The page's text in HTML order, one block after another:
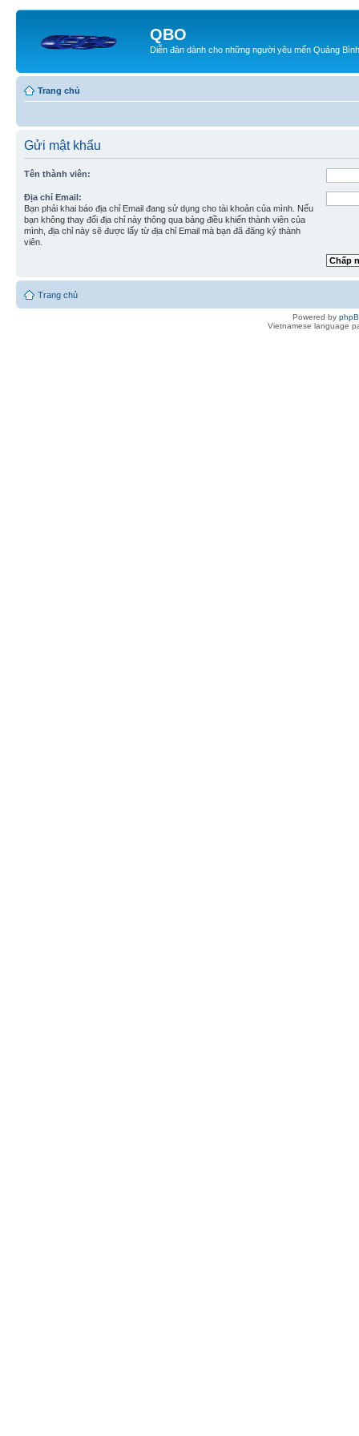
QBO
Diễn đàn dành cho những người yêu mến Quảng Bình
Trang chủ
Gửi mật khẩu
Tên thành viên:
Địa chỉ Email:
Bạn phải khai báo địa chỉ Email đang sử dụng cho tài khoản của mình. Nếu
bạn không thay đổi địa chỉ này thông qua bảng điều khiển thành viên của
mình, địa chỉ này sẽ được lấy từ địa chỉ Email mà bạn đã đăng ký thành
viên.
Trang chủ
Powered by
Vietnamese language